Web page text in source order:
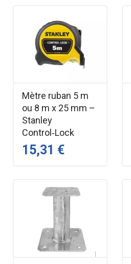
Mètre ruban 5 m
ou 8 m x 25 mm –
Stanley
Control‑Lock
15,31 €